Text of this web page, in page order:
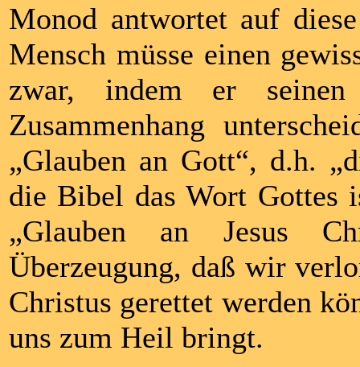
Monod antwortet auf
Mensch müsse einen
zwar, indem er
Zusammenhang
„Glauben an Gott“, d.h.
die Bibel das Wort Gottes
„Glauben an Jesus
Überzeugung, daß wir
Christus gerettet werden
uns zum Heil bringt.